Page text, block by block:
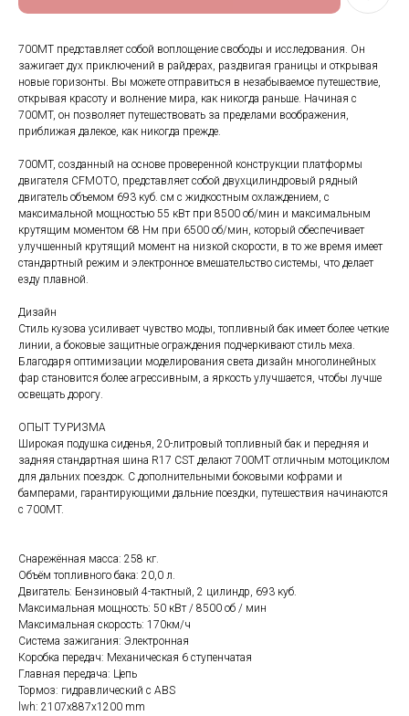
700MT представляет собой воплощение свободы и исследования. Он
зажигает дух приключений в райдерах, раздвигая границы и открывая
новые горизонты. Вы можете отправиться в незабываемое путешествие,
открывая красоту и волнение мира, как никогда раньше. Начиная с
700MT, он позволяет путешествовать за пределами воображения,
приближая далекое, как никогда прежде.
700MT, созданный на основе проверенной конструкции платформы
двигателя CFMOTO, представляет собой двухцилиндровый рядный
двигатель объемом 693 куб. см с жидкостным охлаждением, с
максимальной мощностью 55 кВт при 8500 об/мин и максимальным
крутящим моментом 68 Нм при 6500 об/мин, который обеспечивает
улучшенный крутящий момент на низкой скорости, в то же время имеет
стандартный режим и электронное вмешательство системы, что делает
езду плавной.
Дизайн
Стиль кузова усиливает чувство моды, топливный бак имеет более четкие
линии, а боковые защитные ограждения подчеркивают стиль меха.
Благодаря оптимизации моделирования света дизайн многолинейных
фар становится более агрессивным, а яркость улучшается, чтобы лучше
освещать дорогу.
ОПЫТ ТУРИЗМА
Широкая подушка сиденья, 20-литровый топливный бак и передняя и
задняя стандартная шина R17 CST делают 700MT отличным мотоциклом
для дальних поездок. С дополнительными боковыми кофрами и
бамперами, гарантирующими дальние поездки, путешествия начинаются
с 700MT.
Снарежённая масса: 258 кг.
Объём топливного бака: 20,0 л.
Двигатель: Бензиновый 4-тактный, 2 цилиндр, 693 куб.
Максимальная мощность: 50 кВт / 8500 об / мин
Максимальная скорость: 170км/ч
Система зажигания: Электронная
Коробка передач: Механическая 6 ступенчатая
Главная передача: Цепь
Тормоз: гидравлический с ABS
lwh: 2107x887x1200 mm